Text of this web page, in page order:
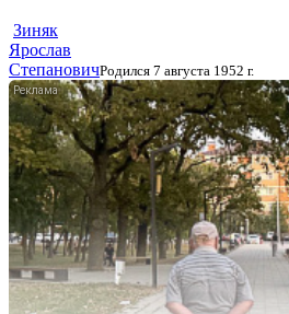
Зиняк
Ярослав
СтепановичРодился 7 августа 1952 г.